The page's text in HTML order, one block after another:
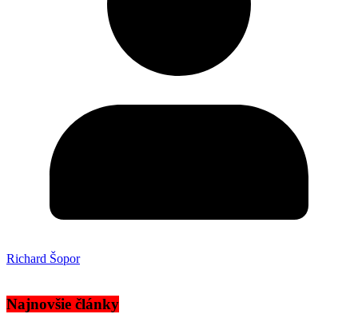
Richard Šopor
Najnovšie články